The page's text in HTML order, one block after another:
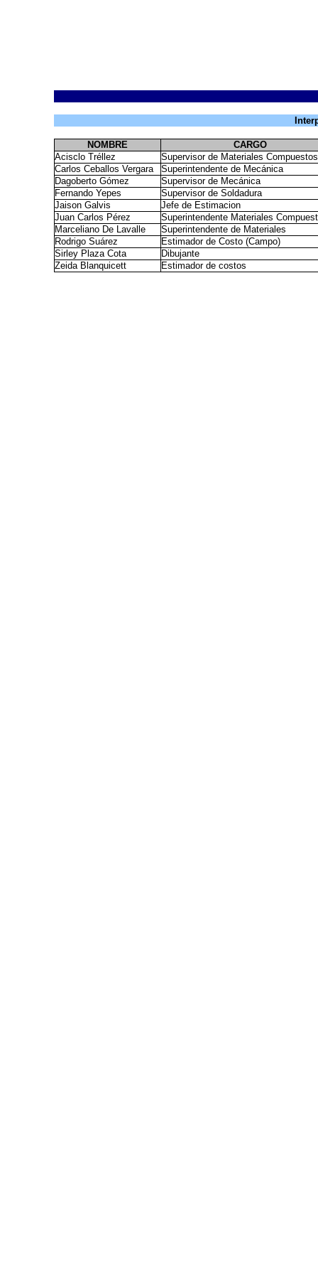
NOMBRE
CARGO
Acisclo Tréllez
Supervisor de Materiales Compuestos
Carlos Ceballos Vergara
Superintendente de Mecánica
Dagoberto Gómez
Supervisor de Mecánica
Fernando Yepes
Supervisor de Soldadura
Jaison Galvis
Jefe de Estimacion
Juan Carlos Pérez
Superintendente Materiales
Marceliano De Lavalle
Superintendente de Materiales
Rodrigo Suárez
Estimador de Costo (Campo)
Sirley Plaza Cota
Dibujante
Zeida Blanquicett
Estimador de costos